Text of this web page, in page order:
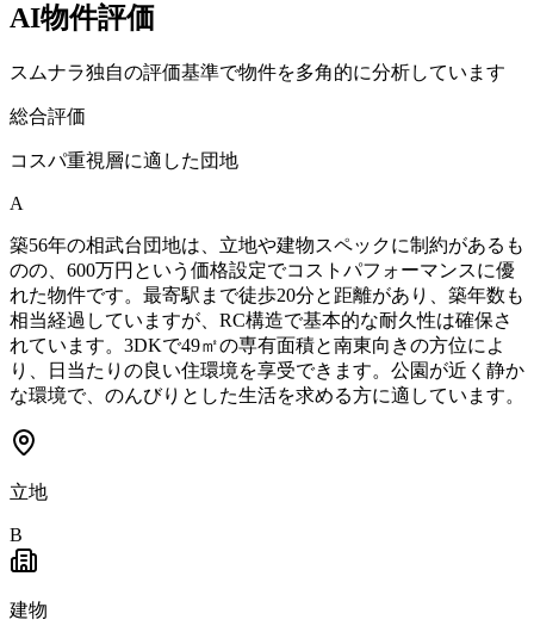
AI物件評価
スムナラ独自の評価基準で物件を多角的に分析しています
総合評価
コスパ重視層に適した団地
A
築56年の相武台団地は、立地や建物スペックに制約があるも
のの、600万円という価格設定でコストパフォーマンスに優
れた物件です。最寄駅まで徒歩20分と距離があり、築年数も
相当経過していますが、RC構造で基本的な耐久性は確保さ
れています。3DKで49㎡の専有面積と南東向きの方位によ
り、日当たりの良い住環境を享受できます。公園が近く静か
な環境で、のんびりとした生活を求める方に適しています。
立地
B
建物